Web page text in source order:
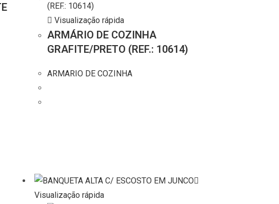
Visualização rápida
ARMÁRIO DE COZINHA
GRAFITE/PRETO (REF.: 10614)
ARMARIO DE COZINHA
Visualização rápida